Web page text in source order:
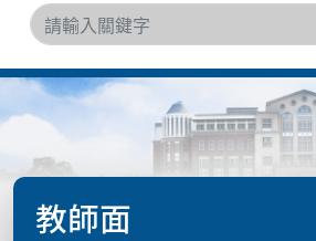
教師面